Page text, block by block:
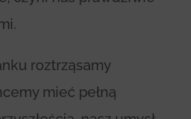
roztrząsamy
mieć pełną